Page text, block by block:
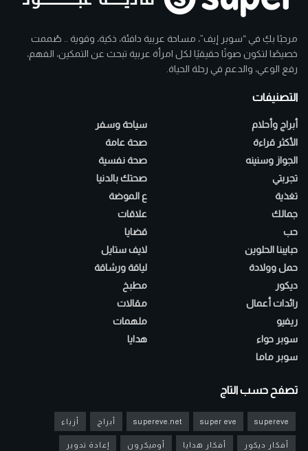
مرحبًا بكِ في “سوبر إيف”، مساحة عربية دافئة، ذكية، وقوية .. صُممت
خصيصًا لتكون صوتًا حقيقيًا لكل امرأة عربية تبحث عن التمكين، الفهم،
رفع الوعي، والدعم في رحلة الحياة.
التصنيفات
أبراج وأحلام
الأكثر قراءة
الجواز وسنينه
تجربتي
تغذية
جمالك
حب
حبايبنا الحلوين
حمل وولادة
ديكور
رائدات أعمال
ريفيو
سوبر حواء
سوبر ماما
سياحة وسفر
صحة عامة
صحة نفسية
صحتك بالدنيا
ع الموضة
علاقات
قضايا
لايف ستايل
لياقة ورشاقة
مطبخ
مقالات
ملهمات
هدايا
تصفح حسب التاج
supereve
super eve
supereve.net أبراج أزياء
أفكار ديكور أفكار هدايا أوميكرون إعادة تدوير